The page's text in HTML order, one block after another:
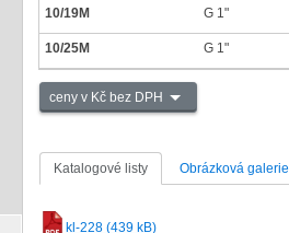
10/19M G 1"
10/25M G 1"
ceny v Kč bez DPH
Katalogové listy Obrázková galerie
kl-228 (439 kB)